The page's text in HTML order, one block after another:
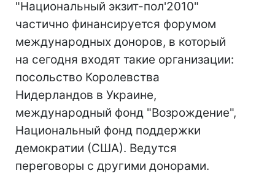
"Национальный экзит-пол'2010"
частично финансируется форумом
международных доноров, в который
на сегодня входят такие организации:
посольство Королевства
Нидерландов в Украине,
международный фонд "Возрождение",
Национальный фонд поддержки
демократии (США). Ведутся
переговоры с другими донорами.